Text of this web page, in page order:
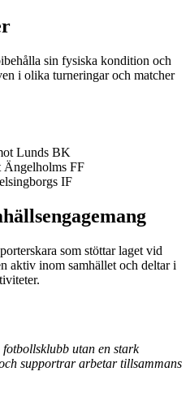
sin fysiska kondition och
i olika turneringar och matcher
Lunds BK
Ängelholms FF
IF
som stöttar laget vid
aktiv inom samhället och deltar i
utan en stark
supportrar arbetar tillsammans